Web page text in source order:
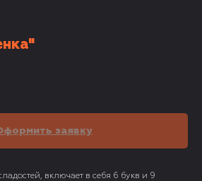
заявку
включает в себя 6 букв и 9